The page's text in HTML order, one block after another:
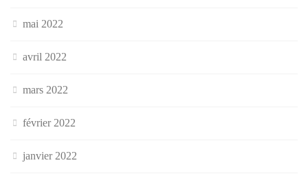
mai 2022
avril 2022
mars 2022
février 2022
janvier 2022